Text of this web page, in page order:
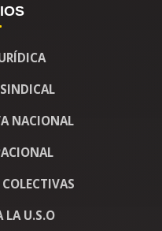
NACIONAL
LA U.S.O